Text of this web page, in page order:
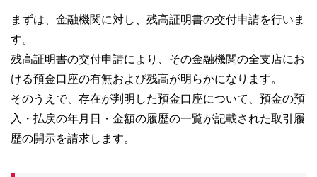
まずは、金融機関に対し、残高証明書の交付申請を行いま
す。
残高証明書の交付申請により、その金融機関の全支店にお
ける預金口座の有無および残高が明らかになります。
そのうえで、存在が判明した預金口座について、預金の預
入・払戻の年月日・金額の履歴の一覧が記載された取引履
歴の開示を請求します。